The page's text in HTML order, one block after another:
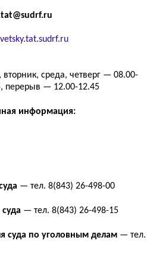
вторник, среда, четверг — 08.00-
перерыв — 12.00-12.45
информация:
— тел. 8(843) 26-498-00
— тел. 8(843) 26-498-15
суда по уголовным делам — тел.